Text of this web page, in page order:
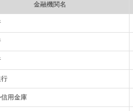
金融機関名
用金庫